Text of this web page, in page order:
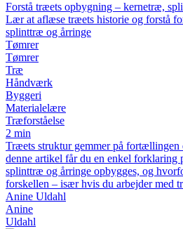
Forstå træets opbygning – kernetræ,
Lær at aflæse træets historie og forstå
splinttræ og årringe
Tømrer
Tømrer
Træ
Håndværk
Byggeri
Materialelære
Træforståelse
2 min
Træets struktur gemmer på
denne artikel får du en enkel forklaring
splinttræ og årringe opbygges, og
forskellen – især hvis du arbejder med
Anine Uldahl
Anine
Uldahl